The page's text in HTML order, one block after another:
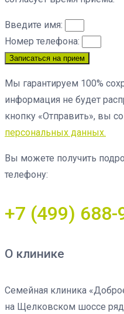
Введите имя:
Номер телефона:
Записаться на прием
Мы гарантируем 100%
информация не будет
кнопку «Отправить», вы
персональных данных.
Вы можете получить
телефону:
+7 (499) 688-
О клинике
Семейная клиника
на Щелковском шоссе